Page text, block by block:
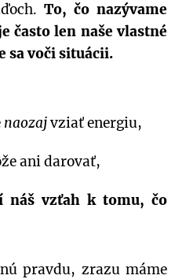
To, čo nazývame
často len naše vlastné
sa voči situácii.
naozajvziať energiu,
ani darovať,
náš vzťah k tomu, čo
pravdu, zrazu máme